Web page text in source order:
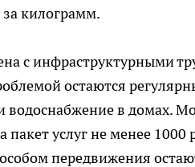
килограмм.
с инфраструктурными
остаются
водоснабжение в домах.
пакет услуг не менее
передвижения